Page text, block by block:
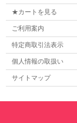
★カートを見る
ご利用案内
特定商取引法表示
個人情報の取扱い
サイトマップ